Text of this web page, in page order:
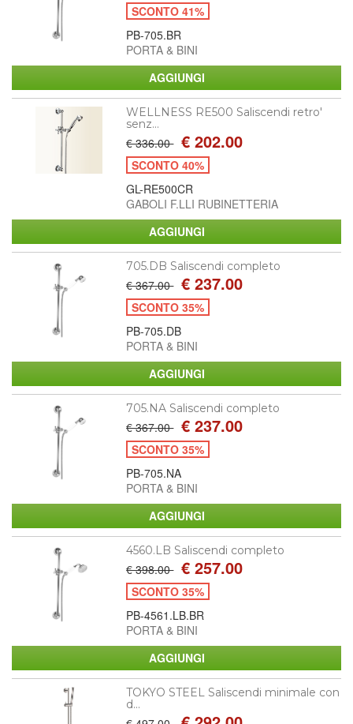
SCONTO 41%
PB-705.BR
PORTA & BINI
WELLNESS RE500 Saliscendi retro'
senz...
€ 336.00 € 202.00
SCONTO 40%
GL-RE500CR
GABOLI F.LLI RUBINETTERIA
705.DB Saliscendi completo
€ 367.00 € 237.00
SCONTO 35%
PB-705.DB
PORTA & BINI
705.NA Saliscendi completo
€ 367.00 € 237.00
SCONTO 35%
PB-705.NA
PORTA & BINI
4560.LB Saliscendi completo
€ 398.00 € 257.00
SCONTO 35%
PB-4561.LB.BR
PORTA & BINI
TOKYO STEEL Saliscendi minimale con
d...